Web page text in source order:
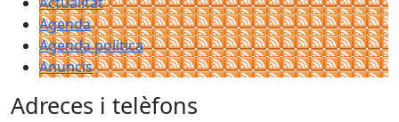
Agenda
Agenda política
Anuncis
Adreces i telèfons